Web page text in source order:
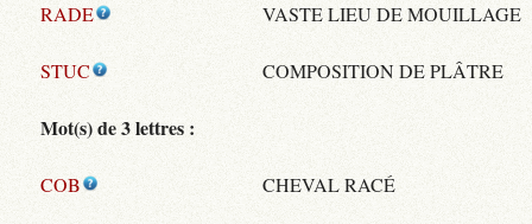
RADE VASTE LIEU DE MOUILLAGE
STUC COMPOSITION DE PLÂTRE
Mot(s) de 3 lettres :
COB CHEVAL RACÉ